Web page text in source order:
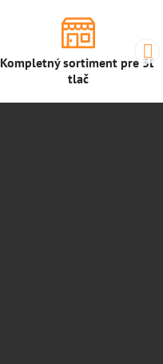
Kompletný sortiment pre 3D
tlač